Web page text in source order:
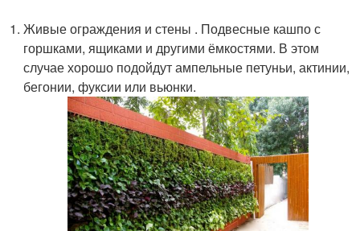
Живые ограждения и стены . Подвесные кашпо с
горшками, ящиками и другими ёмкостями. В этом
случае хорошо подойдут ампельные петуньи, актинии,
бегонии, фуксии или вьюнки.